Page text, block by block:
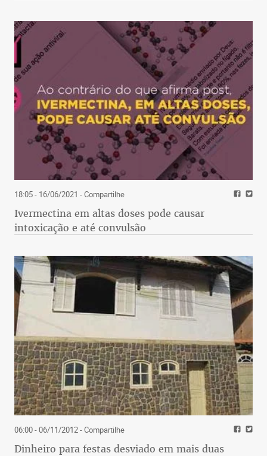
18:05 - 16/06/2021 - Compartilhe
Ivermectina em altas doses pode causar
intoxicação e até convulsão
06:00 - 06/11/2012- Compartilhe
Dinheiro para festas desviado em mais duas